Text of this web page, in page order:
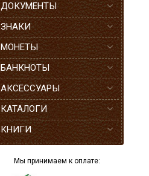
ДОКУМЕНТЫ
ЗНАКИ
МОНЕТЫ
БАНКНОТЫ
АКСЕССУАРЫ
КАТАЛОГИ
КНИГИ
Мы принимаем к оплате: